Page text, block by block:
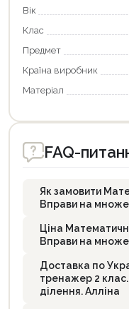
Вік
Клас
Предмет
Країна виробник
Матеріал
FAQ-
Як замовити
Вправи на
Ціна
Вправи на
Доставка по
тренажер 2
ділення. Алліна